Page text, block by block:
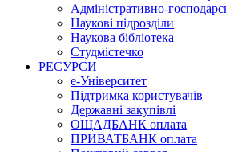
Адміністративно-
Наукові підрозділи
Наукова бібліотека
Студмістечко
РЕСУРСИ
е-Університет
Підтримка користувачів
Державні закупівлі
ОЩАДБАНК оплата
ПРИВАТБАНК оплата